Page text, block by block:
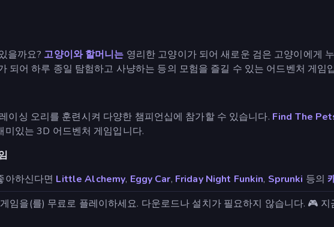
을까요? 고양이와 할머니는 영리한 고양이가 되어 새로운 검은 고양이에게
되어 하루 종일 탐험하고 사냥하는 등의 모험을 즐길 수 있는 어드벤처 게임
이싱 오리를 훈련시켜 다양한 챔피언십에 참가할 수 있습니다. Find The
있는 3D 어드벤처 게임입니다.
아하신다면 Little Alchemy, Eggy Car, Friday Night Funkin, Sprunki 등의
임을(를) 무료로 플레이하세요. 다운로드나 설치가 필요하지 않습니다. 🎮